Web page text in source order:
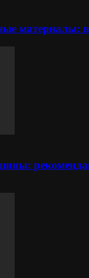
материалы: